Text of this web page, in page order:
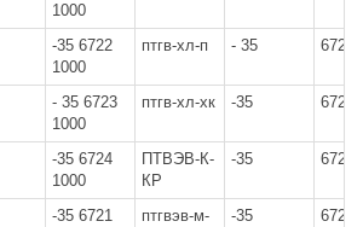
1000
-35 6722
1000
птгв-хл-п - 35 6723
- 35 6723
1000
птгв-хл-хк -35 6724
-35 6724
1000
ПТВЭВ-К-
КР
-35 6725
-35 6721
птгвэв-м-
-35 6729